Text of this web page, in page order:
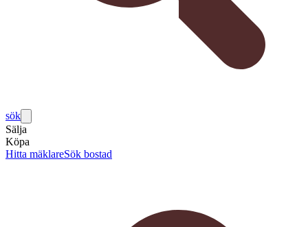
sök
Sälja
Köpa
Hitta mäklareSök bostad